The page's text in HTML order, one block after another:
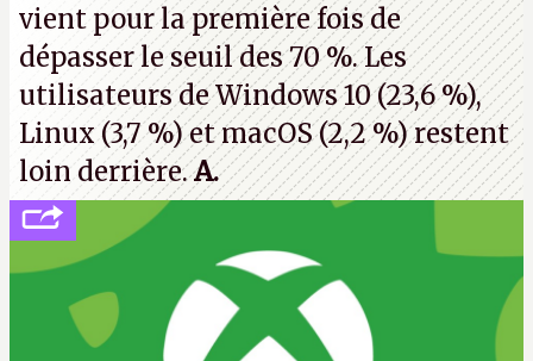
vient pour la première fois de
dépasser le seuil des 70 %. Les
utilisateurs de Windows 10 (23,6 %),
Linux (3,7 %) et macOS (2,2 %) restent
loin derrière.A.